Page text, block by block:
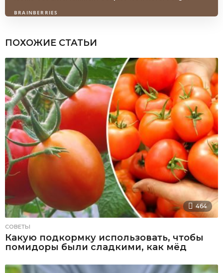
ПОХОЖИЕ СТАТЬИ
464
СОВЕТЫ
Какую подкормку использовать, чтобы
помидоры были сладкими, как мёд